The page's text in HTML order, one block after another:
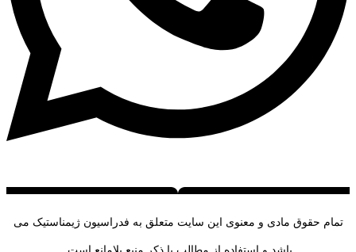
تمام حقوق مادی و معنوی این سایت متعلق به فدراسیون ژیمناستیک می